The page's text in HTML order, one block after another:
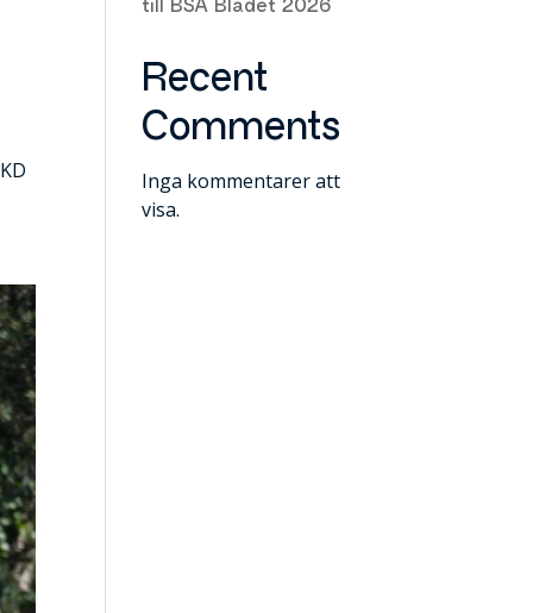
till BSA Bladet 2026
Recent
Comments
Inga kommentarer att
visa.